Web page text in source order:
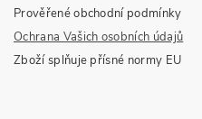
Prověřené obchodní podmínky
Ochrana Vašich osobních údajů
Zboží splňuje přísné normy EU